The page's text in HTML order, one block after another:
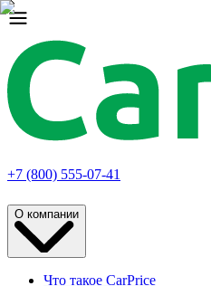
+7 (800) 555-07-41
О компании
Что такое CarPrice